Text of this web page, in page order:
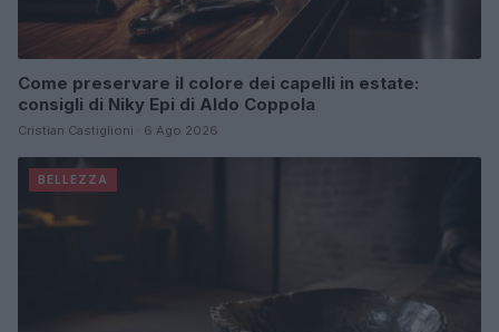
Come preservare il colore dei capelli in estate:
consigli di Niky Epi di Aldo Coppola
Cristian Castiglioni · 6 Ago 2026
BELLEZZA